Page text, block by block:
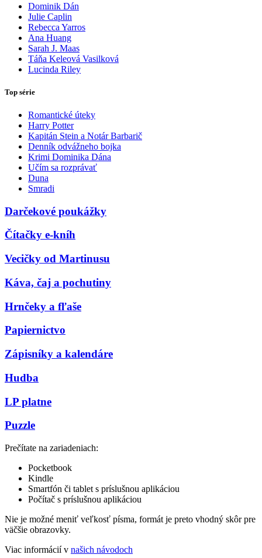
Dominik Dán
Julie Caplin
Rebecca Yarros
Ana Huang
Sarah J. Maas
Táňa Keleová Vasilková
Lucinda Riley
Top série
Romantické úteky
Harry Potter
Kapitán Stein a Notár Barbarič
Denník odvážneho bojka
Krimi Dominika Dána
Učím sa rozprávať
Duna
Smradi
Darčekové poukážky
Čítačky e-kníh
Vecičky od Martinusu
Káva, čaj a pochutiny
Hrnčeky a fľaše
Papiernictvo
Zápisníky a kalendáre
Hudba
LP platne
Puzzle
Prečítate na zariadeniach:
Pocketbook
Kindle
Smartfón či tablet s príslušnou aplikáciou
Počítač s príslušnou aplikáciou
Nie je možné meniť veľkosť písma, formát je preto vhodný skôr pre
väčšie obrazovky.
Viac informácií v našich návodoch